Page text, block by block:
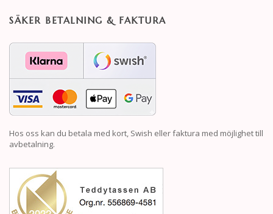
SÄKER BETALNING & FAKTURA
Hos oss kan du betala med kort, Swish eller faktura med möjlighet till
avbetalning.